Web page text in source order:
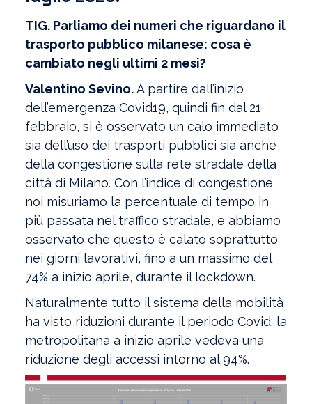
TIG. Parliamo dei numeri che riguardano il
trasporto pubblico milanese: cosa è
cambiato negli ultimi 2 mesi?
Valentino Sevino.A partire dall’inizio
dell’emergenza Covid19, quindi fin dal 21
febbraio, si è osservato un calo immediato
sia dell’uso dei trasporti pubblici sia anche
della congestione sulla rete stradale della
città di Milano. Con l’indice di congestione
noi misuriamo la percentuale di tempo in
più passata nel traffico stradale, e abbiamo
osservato che questo è calato soprattutto
nei giorni lavorativi, fino a un massimo del
74% a inizio aprile, durante il lockdown.
Naturalmente tutto il sistema della mobilità
ha visto riduzioni durante il periodo Covid: la
metropolitana a inizio aprile vedeva una
riduzione degli accessi intorno al 94%.